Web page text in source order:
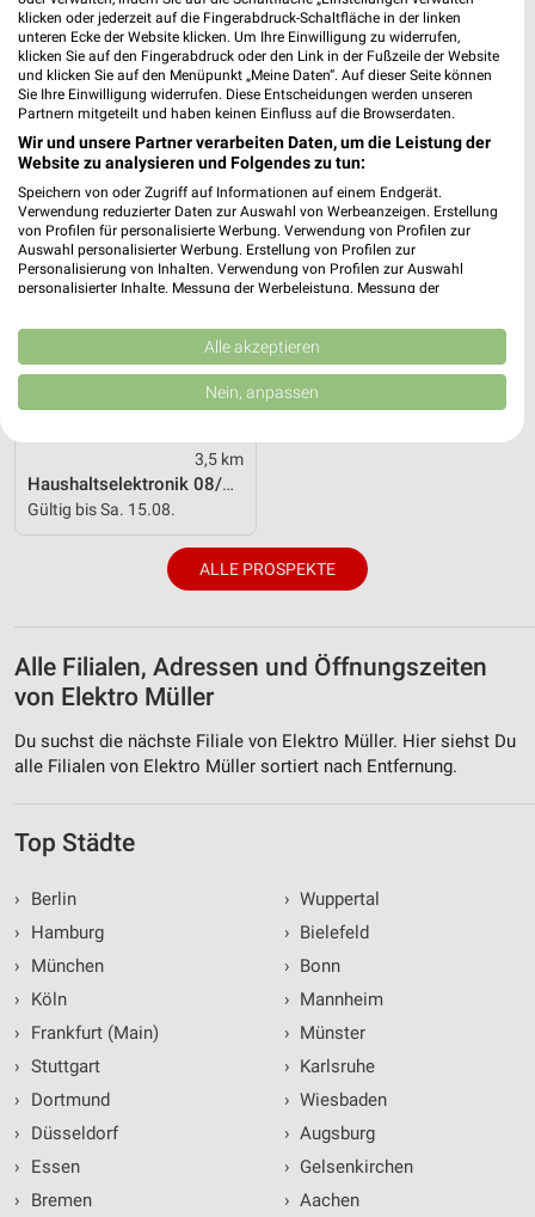
Gutscheinheft
Noch morgen gültig
Summer Sale
Gültig bis Do. 13.08.
ElectronicPartner
3,5 km
Haushaltselektronik 08/2026
Gültig bis Sa. 15.08.
ALLE PROSPEKTE
Alle Filialen, Adressen und Öffnungszeiten
von Elektro Müller
Du suchst die nächste Filiale von Elektro Müller. Hier siehst Du
alle Filialen von Elektro Müller sortiert nach Entfernung.
Top Städte
›
Berlin
›
Hamburg
›
München
›
Köln
›
Frankfurt (Main)
› Stuttgart
›
Dortmund
›
Düsseldorf
›
Essen
›
Bremen
› Wuppertal
› Bielefeld
› Bonn
› Mannheim
› Münster
› Karlsruhe
› Wiesbaden
› Augsburg
› Gelsenkirchen
› Aachen
klicken oder jederzeit auf die Fingerabdruck-Schaltfläche in der linken
unteren Ecke der Website klicken. Um Ihre Einwilligung zu widerrufen,
klicken Sie auf den Fingerabdruck oder den Link in der Fußzeile der Website
und klicken Sie auf den Menüpunkt „Meine Daten“. Auf dieser Seite können
Sie Ihre Einwilligung widerrufen. Diese Entscheidungen werden unseren
Partnern mitgeteilt und haben keinen Einfluss auf die Browserdaten.
Wir und unsere Partner verarbeiten Daten, um die Leistung der
Website zu analysieren und Folgendes zu tun:
Speichern von oder Zugriff auf Informationen auf einem Endgerät.
Verwendung reduzierter Daten zur Auswahl von Werbeanzeigen. Erstellung
von Profilen für personalisierte Werbung. Verwendung von Profilen zur
Auswahl personalisierter Werbung. Erstellung von Profilen zur
Personalisierung von Inhalten. Verwendung von Profilen zur Auswahl
personalisierter Inhalte. Messung der Werbeleistung. Messung der
Kombinationen von Daten aus verschiedenen Quellen. Entwicklung und
Verbesserung der Angebote. Verwendung reduzierter Daten zur Auswahl
von Inhalten.
Daten können außerhalb der Europäischen Union weitergegeben und in die
Website/App.
Partnerliste anzeigen (1 IAB-Anbieter)
Wir nutzen Ihre Daten für folgende Zwecke:
Speichern von oder Zugriff auf Informationen
auf einem Endgerät
Werbeanzeigen
Werbung
Erstellung von Profilen zur Personalisierung
Verwendung von Profilen zur Auswahl
personalisierter Inhalte
Messung der Werbeleistung
Messung der Performance von Inhalten
Analyse von Zielgruppen durch Statistiken oder
Kombinationen von Daten aus verschiedenen
Quellen
Entwicklung und Verbesserung der Angebote
Alle akzeptieren
Nein, anpassen